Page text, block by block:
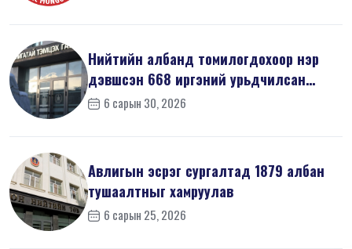
Нийтийн албанд томилогдохоор нэр
дэвшсэн 668 иргэний урьдчилсан
мэдүүл...
6 сарын 30, 2026
Авлигын эсрэг сургалтад 1879 албан
тушаалтныг хамруулав
6 сарын 25, 2026